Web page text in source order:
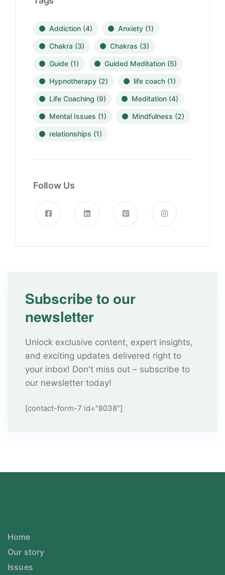
Addiction (4) Anxiety (1)
Chakra (3) Chakras (3)
Guide (1) Guided Meditation (5)
Hypnotherapy (2) life coach (1)
Life Coaching (9) Meditation (4)
Mental Issues (1) Mindfulness (2)
relationships (1)
Follow Us
Subscribe to our
newsletter
Unlock exclusive content, expert insights,
and exciting updates delivered right to
your inbox! Don't miss out – subscribe to
our newsletter today!
[contact-form-7 id="8038"]
Home
Our story
Issues